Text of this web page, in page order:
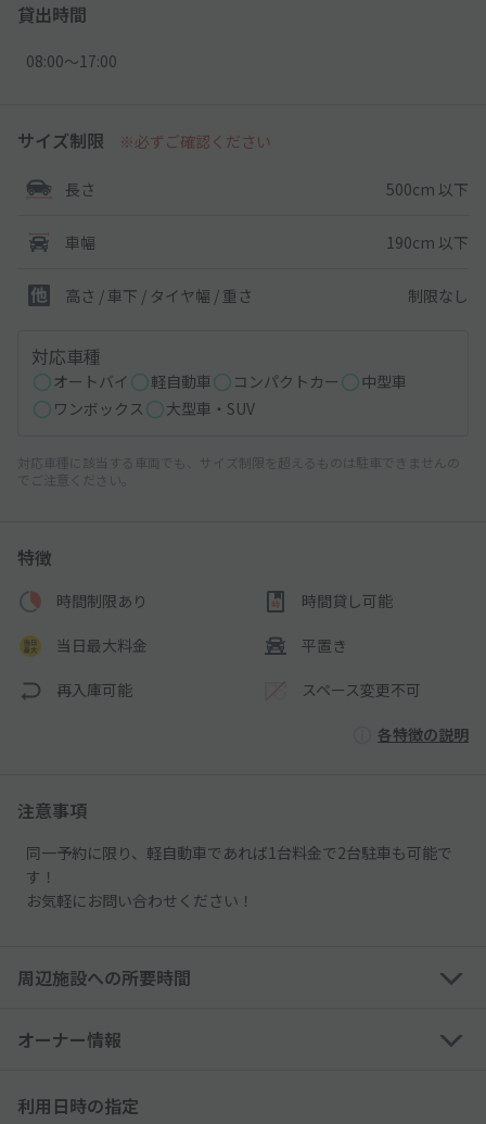
貸出時間
08:00〜17:00
サイズ制限 ※必ずご確認ください
長さ 500cm 以下
車幅 190cm 以下
高さ / 車下 / タイヤ幅 / 重さ 制限なし
対応車種
オートバイ 軽自動車 コンパクトカー
中型車
ワンボックス
大型車・SUV
対応車種に該当する車両でも、サイズ制限を超えるものは駐車できませんの
でご注意ください。
特徴
時間制限あり 時間貸し可能
当日最大料金 平置き
再入庫可能 スペース変更不可
各特徴の説明
注意事項
同一予約に限り、軽自動車であれば1台料金で2台駐車も可能で
す！
お気軽にお問い合わせください！
周辺施設への所要時間
オーナー情報
利用日時の指定